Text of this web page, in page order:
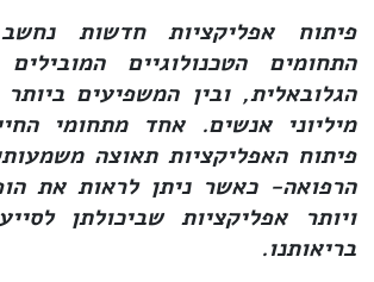
פיתוח אפליקציות חדשות
התחומים הטכנולוגיים
הגלובאלית, ובין המשפיעים
מיליוני אנשים. אחד מתחומי
פיתוח האפליקציות תאוצה
הרפואה- כאשר ניתן לראות את
ויותר אפליקציות שביכולתן
בריאותנו.